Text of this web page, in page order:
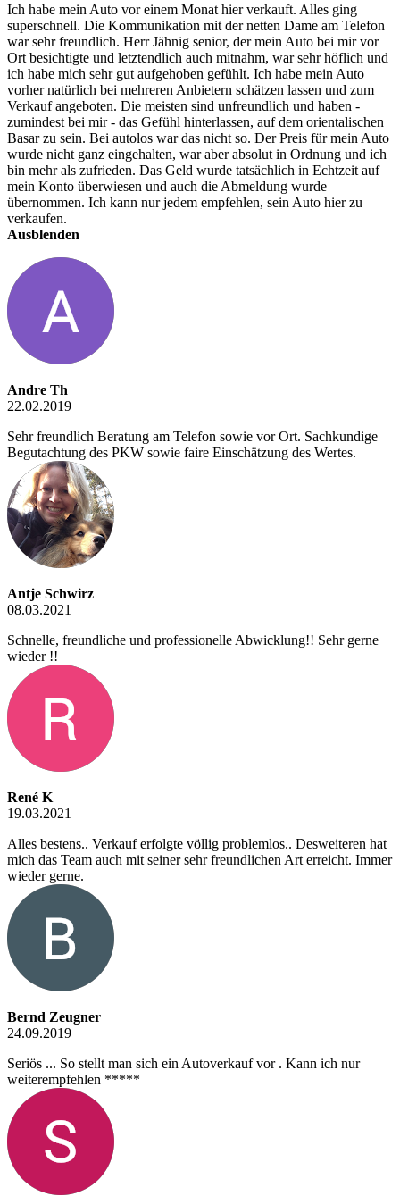
Ich habe mein Auto vor einem Monat hier verkauft. Alles ging
superschnell. Die Kommunikation mit der netten Dame am Telefon
war sehr freundlich. Herr Jähnig senior, der mein Auto bei mir vor
Ort besichtigte und letztendlich auch mitnahm, war sehr höflich und
ich habe mich sehr gut aufgehoben gefühlt. Ich habe mein Auto
vorher natürlich bei mehreren Anbietern schätzen lassen und zum
Verkauf angeboten. Die meisten sind unfreundlich und haben -
zumindest bei mir - das Gefühl hinterlassen, auf dem orientalischen
Basar zu sein. Bei autolos war das nicht so. Der Preis für mein Auto
wurde nicht ganz eingehalten, war aber absolut in Ordnung und ich
bin mehr als zufrieden. Das Geld wurde tatsächlich in Echtzeit auf
mein Konto überwiesen und auch die Abmeldung wurde
übernommen. Ich kann nur jedem empfehlen, sein Auto hier zu
verkaufen.
Ausblenden
Andre Th
22.02.2019
Sehr freundlich Beratung am Telefon sowie vor Ort. Sachkundige
Begutachtung des PKW sowie faire Einschätzung des Wertes.
Antje Schwirz
08.03.2021
Schnelle, freundliche und professionelle Abwicklung!! Sehr gerne
wieder !!
René K
19.03.2021
Alles bestens.. Verkauf erfolgte völlig problemlos.. Desweiteren hat
mich das Team auch mit seiner sehr freundlichen Art erreicht. Immer
wieder gerne.
Bernd Zeugner
24.09.2019
Seriös ... So stellt man sich ein Autoverkauf vor . Kann ich nur
weiterempfehlen *****